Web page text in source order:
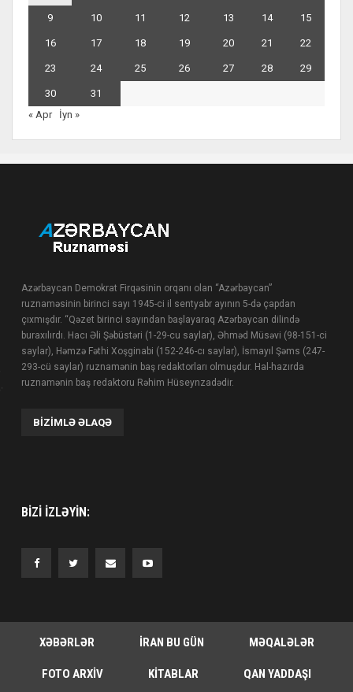
9 10 11 12 13 14 15
16 17 18 19 20 21 22
23 24 25 26 27 28 29
30
31
« Apr
İyn »
Azərbaycan Demokrat Firqəsinin orqanı olan “Azərbaycan”
ruznaməsinin birinci sayı 1945-ci il sentyabr ayının 5-də çapdan
çıxmışdır. “Qəzet birinci sayından başlayaraq Azərbaycan dilində
buraxılırdı. Hacı Əli Şəbüstəri (1-29-cu saylar), Əhməd Müsəvi (98-151-ci
saylar), Həmzə Fəthi Xoşginabi (152-246-cı saylar), İsmayıl Şəms (247-
293-cü saylar) ruznamənin baş redaktorları olmuşdur. Hal-hazırda
ruznamənin baş redaktoru Rəhim Hüseynzadədir.
BIZIMLƏ ƏLAQƏ
BIZI IZLƏYIN:
XƏBƏRLƏR İRAN BU GÜN MƏQALƏLƏR
FOTO ARXIV KITABLAR QAN YADDAŞI